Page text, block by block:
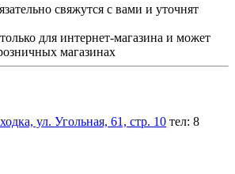
свяжутся с вами и уточнят
для интернет-магазина и может
магазинах
ул. Угольная, 61, стр. 10 тел: 8